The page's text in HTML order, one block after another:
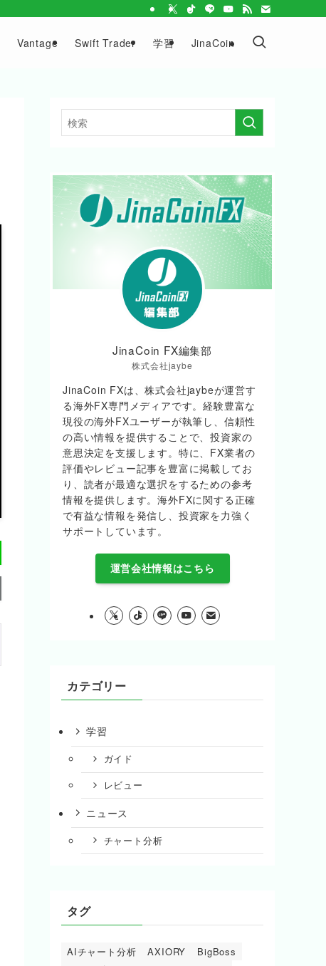
Vantage Swift Trader 学習 JinaCoin
JinaCoin FX編集部
株式会社jaybe
JinaCoin FXは、株式会社jaybeが運営す
る海外FX専門メディアです。経験豊富な
現役の海外FXユーザーが執筆し、信頼性
の高い情報を提供することで、投資家の
意思決定を支援します。特に、FX業者の
評価やレビュー記事を豊富に掲載してお
り、読者が最適な選択をするための参考
情報を提供します。海外FXに関する正確
で有益な情報を発信し、投資家を力強く
サポートしています。
運営会社情報はこちら
カテゴリー
学習
ガイド
レビュー
ニュース
チャート分析
タグ
AIチャート分析 AXIORY
BigBoss